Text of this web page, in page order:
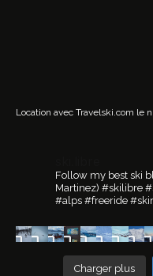
Location avec Travelski.com le
Follow my best ski
Martinez) #skilibre
#alps #freeride
Charger plus